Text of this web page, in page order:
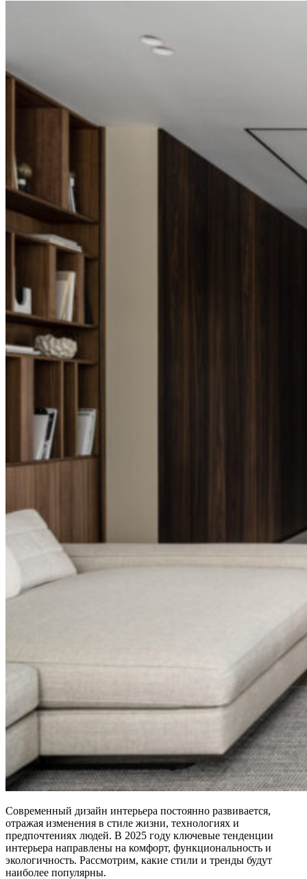
Современный дизайн интерьера постоянно развивается,
отражая изменения в стиле жизни, технологиях и
предпочтениях людей. В 2025 году ключевые тенденции
интерьера направлены на комфорт, функциональность и
экологичность. Рассмотрим, какие стили и тренды будут
наиболее популярны.